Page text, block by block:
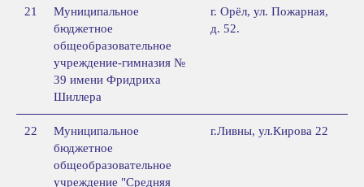
21
Муниципальное
бюджетное
общеобразовательное
учреждение-гимназия №
39 имени Фридриха
Шиллера
г. Орёл, ул. Пожарная,
д. 52.
22
Муниципальное
бюджетное
общеобразовательное
учреждение "Средняя
г.Ливны, ул.Кирова 22